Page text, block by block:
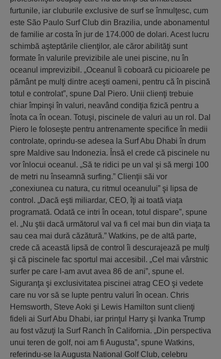
furtunile, iar cluburile exclusive de surf se înmulţesc, cum
este São Paulo Surf Club din Brazilia, unde abonamentul
de familie ar costa în jur de 174.000 de dolari. Acest lucru
schimbă aşteptările clienţilor, ale căror abilităţi sunt
formate în valurile previzibile ale unei piscine, nu în
oceanul imprevizibil. „Oceanul îi coboară cu picioarele pe
pământ pe mulţi dintre aceşti oameni, pentru că în piscină
totul e controlat”, spune Dal Piero. Unii clienţi trebuie
chiar împinşi în valuri, neavând condiţia fizică pentru a
înota ca în ocean. Totuşi, piscinele de valuri au un rol. Dal
Piero le foloseşte pentru antrenamente specifice în medii
controlate, oprindu-se adesea la Surf Abu Dhabi în drum
spre Maldive sau Indonezia. Însă el crede că piscinele nu
vor înlocui oceanul. „Să te ridici pe un val şi să mergi 100
de metri nu înseamnă surfing.” Clienţii săi vor
„conexiunea cu natura, cu ritmul oceanului” şi lipsa de
control. „Dacă eşti miliardar, CEO, îţi ai toată viaţa
programată. Odată ce intri în ocean, totul dispare”, spune
el. „Nu ştii dacă următorul val va fi cel mai bun din viaţa ta
sau cea mai dură căzătură.” Watkins, pe de altă parte,
crede că această lipsă de control îi descurajează pe mulţi
şi că piscinele fac sportul mai accesibil. „Cel mai vârstnic
surfer pe care l-am avut avea 86 de ani”, spune el.
Siguranţa şi exclusivitatea piscinei atrag CEO şi vedete
care nu vor să se lupte pentru valuri în ocean. Chris
Hemsworth, Steve Aoki şi Lewis Hamilton sunt clienţi
fideli ai Surf Abu Dhabi, iar prinţul Harry şi Ivanka Trump
au fost văzuţi la Surf Ranch în California. „Din perspectiva
unui teren de golf, noi am fi Augusta”, spune Watkins,
referindu-se la Augusta National Golf Club, celebru